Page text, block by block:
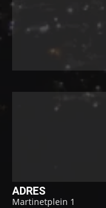
ADRES
Martinetplein 1